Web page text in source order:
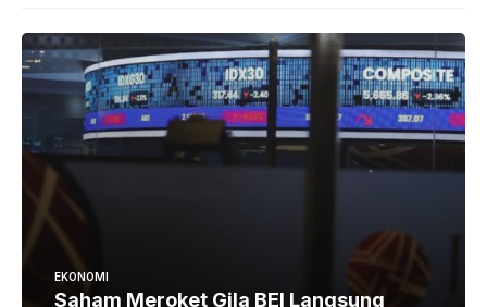
EKONOMI
Saham Meroket Gila BEI Langsung